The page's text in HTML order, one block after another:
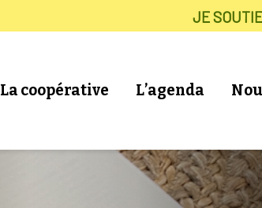
JE
La coopérative L’agenda